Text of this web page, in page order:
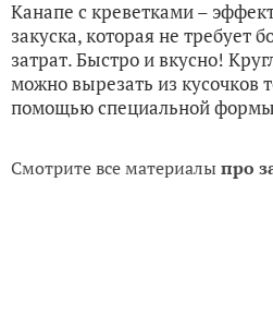
Канапе с креветками –
закуска, которая не требует
затрат. Быстро и вкусно!
можно вырезать из кусочков
помощью специальной
Смотрите все материалыпро